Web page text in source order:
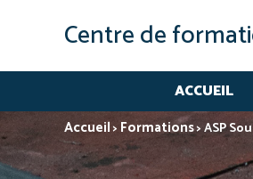
Centre de
ACCUEIL
Accueil> Formations>ASP